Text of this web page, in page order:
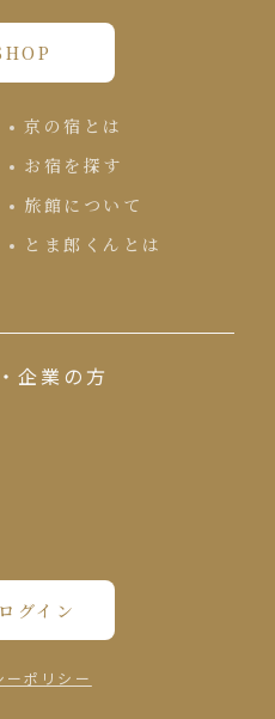
京の宿とは
お宿を探す
旅館について
とま郎くんとは
企業の方
グイン
ーポリシー